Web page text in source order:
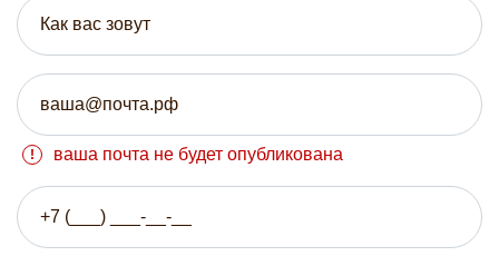
ваша почта не будет опубликована